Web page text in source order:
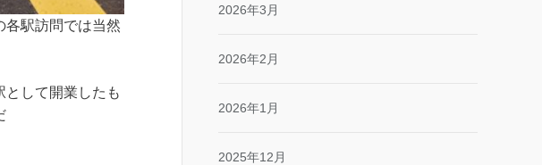
各駅訪問では当然
して開業したも
2026年3月
2026年2月
2026年1月
2025年12月